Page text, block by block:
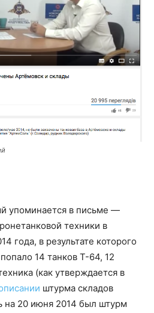
упоминается в письме —
техники в
года, в результате которого
14 танков Т-64, 12
(как утверждается в
штурма складов
на 20 июня 2014 был штурм